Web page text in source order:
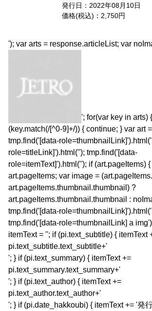
発行日：2022年08月10日
価格(税込)：2,750円
'); var arts = response.articleList; var
'; for(var key in arts)
(key.match(/[^0-9]+/)) { continue; } var art
tmp.find('[data-
role=titleLink]').html(''); tmp.find('[data-
role=itemText]').html(''); if (art.pageItems)
art.pageItems; var image =
art.pageItems.thumbnail.thumbnail) ?
art.pageItems.thumbnail.thumbnail :
tmp.find('[data-role=thumbnailLink]').html('
tmp.find('[data-role=thumbnailLink] a
itemText = ''; if (pi.text_subtitle) { itemText
pi.text_subtitle.text_subtitle+'
'; } if (pi.text_summary) { itemText +=
pi.text_summary.text_summary+'
'; } if (pi.text_author) { itemText +=
pi.text_author.text_author+'
'; } if (pi.date_hakkoubi) { itemText += '発